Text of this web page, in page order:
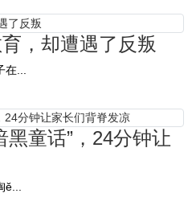
，却遭遇了反叛
...
黑童话”，24分钟让
ĕ...